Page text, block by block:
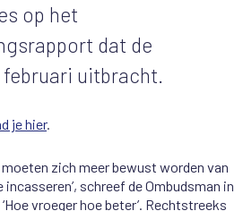
op het
dat de
februari uitbracht.
je hier.
zich meer bewust worden van
incasseren’, schreef de Ombudsman in
vroeger hoe beter’. Rechtstreeks